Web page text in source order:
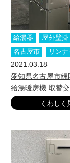
給湯器 屋外壁掛
名古屋市
リンナ
2021.03.18
愛知県名古屋市緑
給湯暖房機 取替
くわしく